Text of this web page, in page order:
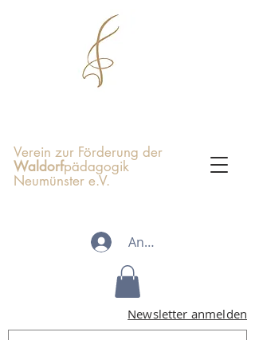
Verein zur Förderung der
Waldorfpädagogik
Neumünster e.V.
Anmelden
Newsletter anmelden